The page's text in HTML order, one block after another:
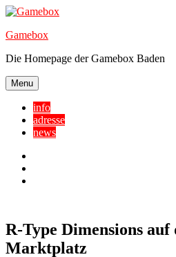
Skip
content
Gamebox
Die Homepage der Gamebox Baden
Menu
info
adresse
news
R-Type Dimensions
Marktplatz